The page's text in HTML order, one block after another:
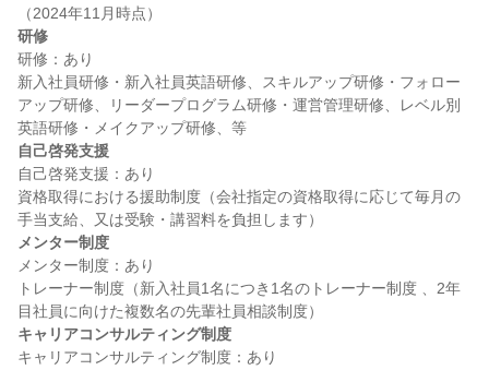
研修
研修：あり
新入社員研修・新入社員英語研修、スキルアップ研修・フォロー
アップ研修、リーダープログラム研修・運営管理研修、レベル別
自己啓発支援
自己啓発支援：あり
資格取得における援助制度（会社指定の資格取得に応じて毎月の
メンター制度
メンター制度：あり
トレーナー制度（新入社員1名につき1名のトレーナー制度 、2年
キャリアコンサルティング制度
キャリアコンサルティング制度：あり